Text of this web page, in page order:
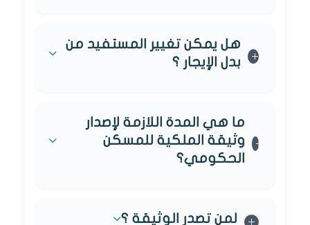
هل يمكن تغيير المستفيد من
بدل الإيجار ؟
ما هي المدة اللازمة لإصدار
وثيقة الملكية للمسكن
الحكومي؟
لمن تصدر الوثيقة ؟